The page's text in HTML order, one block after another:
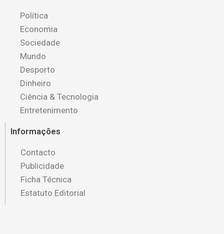
Política
Economia
Sociedade
Mundo
Desporto
Dinheiro
Ciência & Tecnologia
Entretenimento
Informações
Contacto
Publicidade
Ficha Técnica
Estatuto Editorial